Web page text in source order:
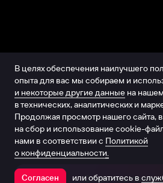
Открыть в
В целях обеспечения наилучшего
опыта для вас мы собираем и
и некоторые другие данные на
в технических, аналитических и
Продолжая просмотр нашего сайта,
на сбор и использование cookie-
нами в соответствии с Политикой
о конфиденциальности.
Согласен или обратитесь в